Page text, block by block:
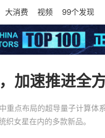
大消费 视频 99个发现
加速推进全
重点布局的超导量子计算体
女星在内的多款新品。